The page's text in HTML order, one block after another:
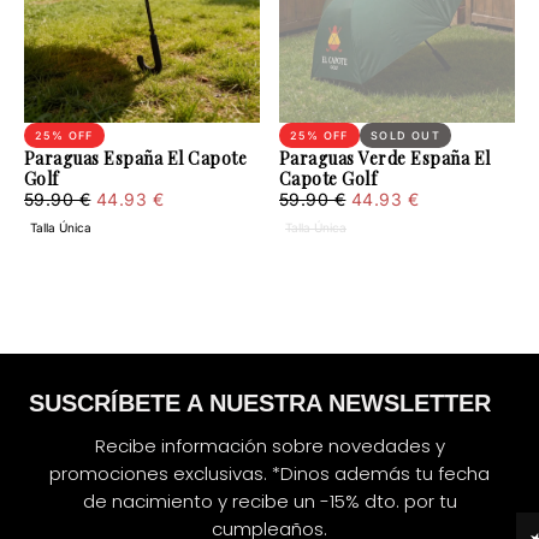
Paraguas España El Capote
Golf
25 % OFF
44.93
€
Regular
price
59.90 € Minimum
44.93 €
Talla Única
Paraguas Verde España El
Capote Golf
25 % OFF SOLD OUT
44.93
Regular
59.90 € Minimum
44.93 €
Talla Única
SUSCRÍBETE A NUESTRA NEWSLETTER
Recibe información sobre novedades y
promociones exclusivas. *Dinos además tu fecha
de nacimiento y recibe un -15% dto. por tu
cumpleaños.